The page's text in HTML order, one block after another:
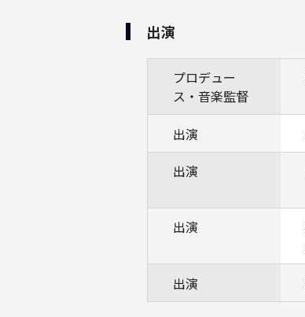
出演
プロデュー
ス・音楽監督
出演
出演
出演
出演